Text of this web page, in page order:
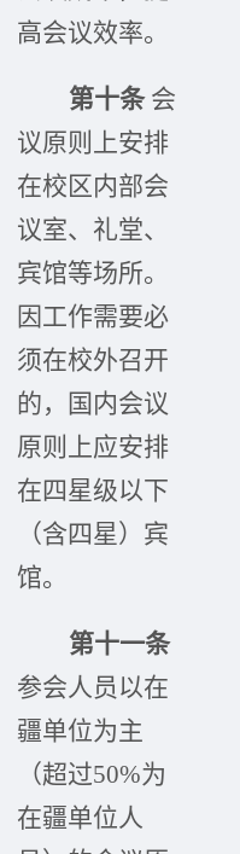
高会议效率。
第十条会
议原则上安排
在校区内部会
议室、礼堂、
宾馆等场所。
因工作需要必
须在校外召开
的，国内会议
原则上应安排
在四星级以下
（含四星）宾
馆。
第十一条
参会人员以在
疆单位为主
（超过50%为
在疆单位人